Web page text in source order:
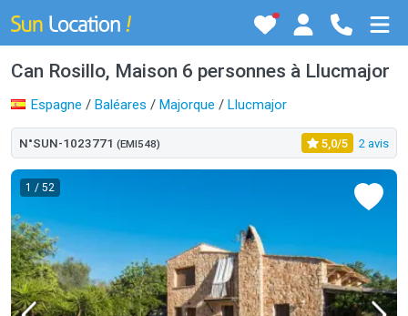
Can Rosillo, Maison 6 personnes à Llucmajor
Espagne / Baléares / Majorque / Llucmajor
N°SUN-1023771 (EMI548) 5,0/5 2 avis
1 / 52